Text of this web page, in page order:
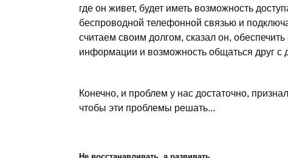
где он живет, будет иметь возможность
беспроводной телефонной связью и
считаем своим долгом, сказал он,
информации и возможность общаться друг с
Конечно, и проблем у нас достаточно,
чтобы эти проблемы решать...